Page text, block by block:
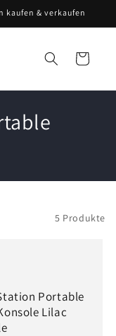
kaufen & verkaufen
Warenkorb
5 Produkte
Portable
Lilac